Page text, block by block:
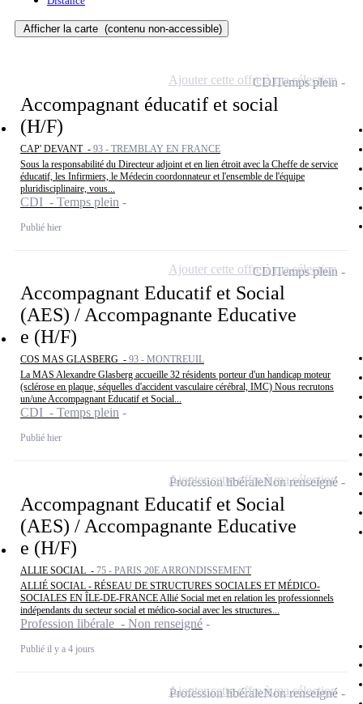
Afficher la carte (contenu non-accessible)
Accompagnant éducatif et social
(H/F)
CAP' DEVANT - 93 - TREMBLAY EN FRANCE
Sous la responsabilité du Directeur adjoint et en lien étroit avec la Cheffe de service
éducatif, les Infirmiers, le Médecin coordonnateur et l'ensemble de l'équipe
pluridisciplinaire, vous...
CDI - Temps plein
Publié hier
CDITemps plein
Ajouter cette offre à ma sélection
Accompagnant Educatif et Social
(AES) / Accompagnante Educative
e (H/F)
COS MAS GLASBERG - 93 - MONTREUIL
La MAS Alexandre Glasberg accueille 32 résidents porteur d'un handicap moteur
(sclérose en plaque, séquelles d'accident vasculaire cérébral, IMC) Nous recrutons
un/une Accompagnant Educatif et Social...
CDI - Temps plein
Publié hier
CDITemps plein
Ajouter cette offre à ma sélection
Accompagnant Educatif et Social
(AES) / Accompagnante Educative
e (H/F)
ALLIE SOCIAL - 75 - PARIS 20E ARRONDISSEMENT
ALLIÉ SOCIAL - RÉSEAU DE STRUCTURES SOCIALES ET MÉDICO-
SOCIALES EN ÎLE-DE-FRANCE Allié Social met en relation les professionnels
indépendants du secteur social et médico-social avec les structures...
Profession libérale - Non renseigné
Publié il y a 4 jours
Profession libéraleNon renseigné
Ajouter cette offre à ma sélection
Profession libéraleNon renseigné
Ajouter cette offre à ma sélection